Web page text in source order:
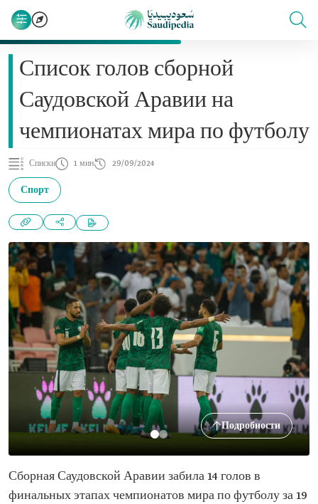
Список голов сборной
Саудовской Аравии на
чемпионатах мира по футболу
Списки 1 мин 29/09/2024
Спорт
Подробности
Сборная Саудовской Аравии забила 14 голов в
финальных этапах чемпионатов мира по футболу за 19